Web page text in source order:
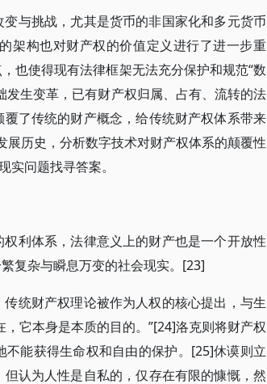
与挑战，尤其是货币的非国家化和多元货币
架构也对财产权的价值定义进行了进一步重
也使得现有法律框架无法充分保护和规范“数
生变革，已有财产权归属、占有、流转的法
了传统的财产概念，给传统财产权体系带来
展历史，分析数字技术对财产权体系的颠覆性
问题找寻答案。
利体系，法律意义上的财产也是一个开放性
复杂与瞬息万变的社会现实。[23]
统财产权理论被作为人权的核心提出，与生
它本身是本质的目的。”[24]洛克则将财产权
能获得生命权和自由的保护。[25]休谟则立
认为人性是自私的，仅存在有限的慷慨，然